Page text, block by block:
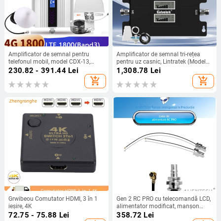
Amplificator de semnal pentru
telefonul mobil, model CDX-13,
1800 MHz, rețea DCS, acoperire 300
230.82 - 391.44Lei
add_shopping_cart
Amplificator de semnal tri-rețea
pentru uz casnic, Lintratek (Modelul
23C44WR29035), 2G/3G/4G,
interior/exterior, acoperire 500–
3000 m².
1,308.78 Lei
add_shopping_cart
Grwibeou Comutator HDMI, 3 în 1
ieșire, 4K
72.75 - 75.88 Lei
Gen 2 RC PRO cu telecomandă LCD,
alimentator modificat, manșon
pentru alimentator și cablu de
358.72 Lei